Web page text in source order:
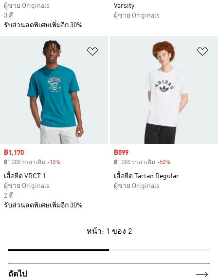
ผู้ชาย Originals
3 สี
รับส่วนลดพิเศษเพิ่มอีก 30%
Varsity
ผู้ชาย Originals
เพิ่มไปยังรายการสินค้าโปรด
Sale price
฿1,170
฿1,300 ราคาเดิม -10%
เสื้อยืด VRCT 1
ผู้ชาย Originals
2 สี
รับส่วนลดพิเศษเพิ่มอีก 30%
Sale price
฿599
฿1,300 ราคาเดิม -50%
เสื้อยืด Tartan Regular
ผู้ชาย Originals
หน้า: 1 ของ 2
ถัดไป